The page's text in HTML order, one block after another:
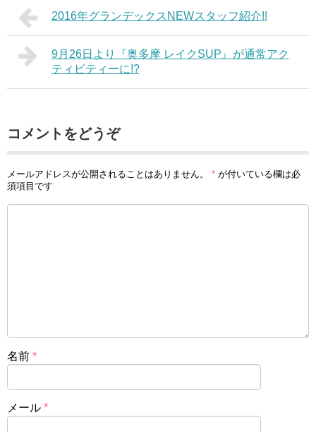
2016年グランデックスNEWスタッフ紹介!!
9月26日より『奥多摩 レイクSUP』が通常アク
ティビティーに!?
コメントをどうぞ
メールアドレスが公開されることはありません。 * が付いている欄は必
須項目です
名前 *
メール *